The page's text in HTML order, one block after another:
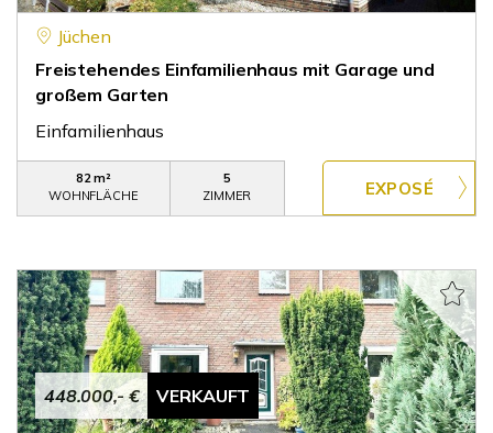
Jüchen
Freistehendes Einfamilienhaus mit Garage und
großem Garten
Einfamilienhaus
82 m²
WOHNFLÄCHE
5
ZIMMER
448.000,- € VERKAUFT